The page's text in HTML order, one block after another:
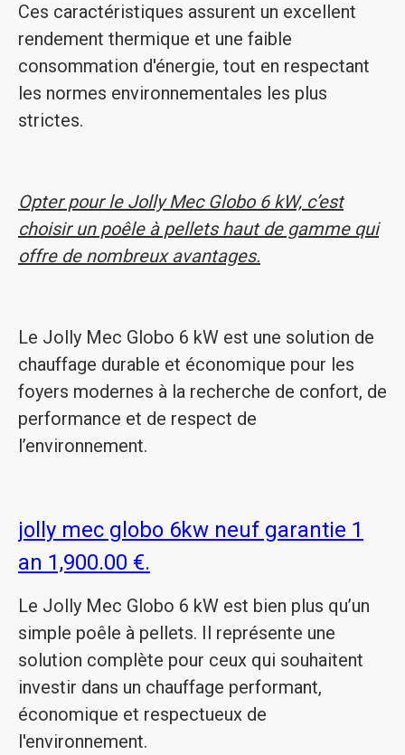
Ces caractéristiques assurent un excellent
rendement thermique et une faible
consommation d'énergie, tout en respectant
les normes environnementales les plus
strictes.
Opter pour le Jolly Mec Globo 6 kW, c’est
choisir un poêle à pellets haut de gamme qui
offre de nombreux avantages.
Le Jolly Mec Globo 6 kW est une solution de
chauffage durable et économique pour les
foyers modernes à la recherche de confort, de
performance et de respect de
l’environnement.
jolly mec globo 6kw neuf garantie 1
an 1,900.00 €.
Le Jolly Mec Globo 6 kW est bien plus qu’un
simple poêle à pellets. Il représente une
solution complète pour ceux qui souhaitent
investir dans un chauffage performant,
économique et respectueux de
l'environnement.